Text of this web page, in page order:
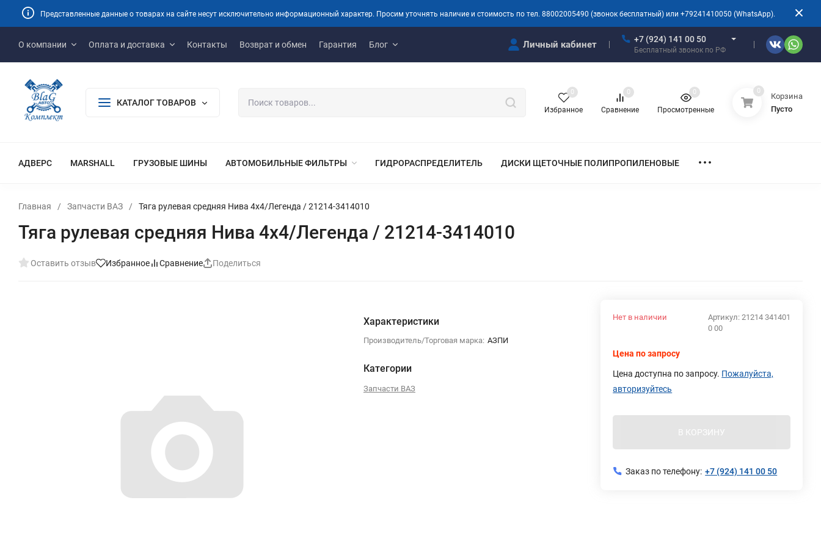
Представленные данные о товарах на сайте несут исключительно информационный характер. Просим уточнять наличие и стоимость по тел. 88002005490 (звонок бесплатный) или +79241410050 (WhatsApp).
О компании Оплата и доставка Контакты Возврат и обмен Гарантия Блог Личный кабинет +7 (924) 141 00 50
Бесплатный звонок по РФ
КАТАЛОГ ТОВАРОВ
Избранное
0
Сравнение
0
Просмотренные
0 0
Корзина
Пусто
АДВЕРС MARSHALL ГРУЗОВЫЕ ШИНЫ АВТОМОБИЛЬНЫЕ ФИЛЬТРЫ ГИДРОРАСПРЕДЕЛИТЕЛЬ ДИСКИ ЩЕТОЧНЫЕ ПОЛИПРОПИЛЕНОВЫЕ
Главная / Запчасти ВАЗ / Тяга рулевая средняя Нива 4х4/Легенда / 21214-3414010
Тяга рулевая средняя Нива 4х4/Легенда / 21214-3414010
Оставить отзыв Избранное Сравнение Поделиться
Характеристики
Производитель/Торговая марка: АЗПИ
Категории
Запчасти ВАЗ
Артикул: 21214 341401
0 00
Нет в наличии
Цена по запросу
Цена доступна по запросу. Пожалуйста,
авторизуйтесь
В КОРЗИНУ
Заказ по телефону: +7 (924) 141 00 50